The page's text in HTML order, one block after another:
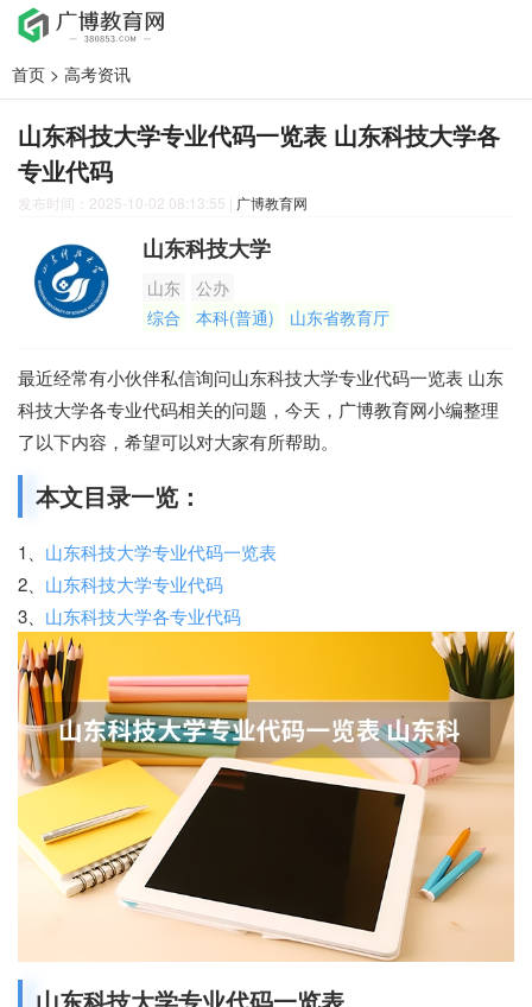
首页 > 高考资讯
山东科技大学专业代码一览表 山东科技大学各
专业代码
发布时间：2025-10-02 08:13:55 | 广博教育网
山东科技大学
山东
公办
综合
本科(普通) 山东省教育厅
最近经常有小伙伴私信询问山东科技大学专业代码一览表 山东
科技大学各专业代码相关的问题，今天，广博教育网小编整理
了以下内容，希望可以对大家有所帮助。
本文目录一览：
1、 山东科技大学专业代码一览表
2、 山东科技大学专业代码
3、 山东科技大学各专业代码